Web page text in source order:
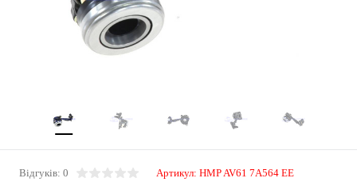
Відгуків: 0 Артикул: HMP AV61 7A564 EE